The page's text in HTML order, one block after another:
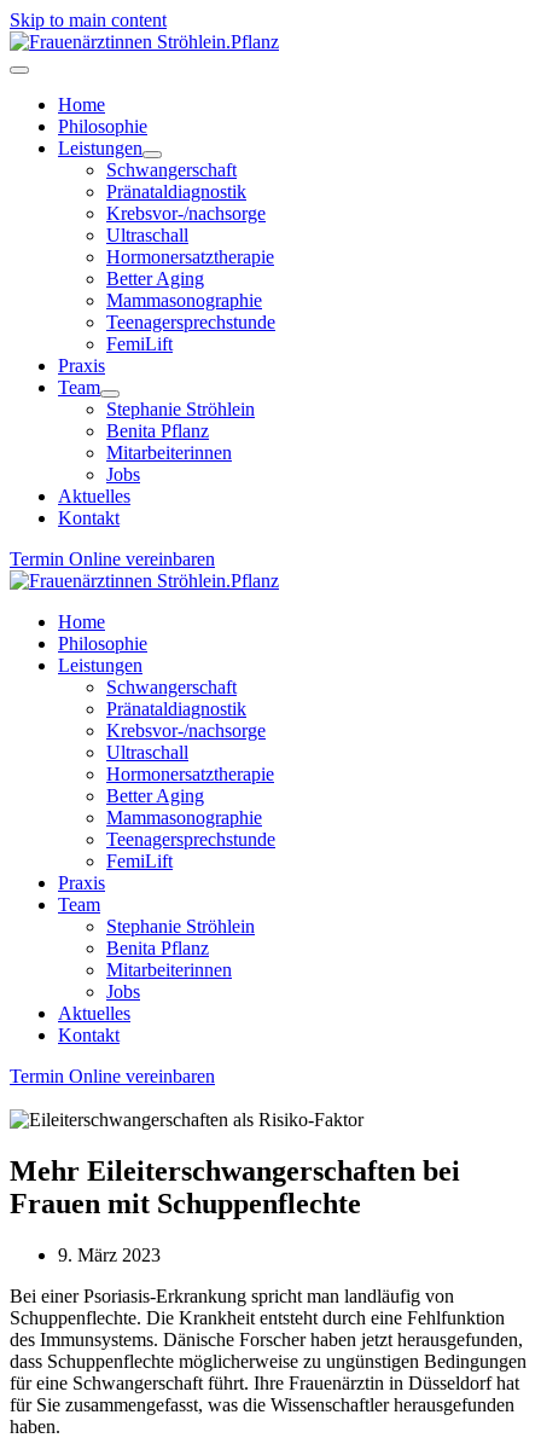
Skip to main content
Home
Philosophie
Leistungen
Schwangerschaft
Pränataldiagnostik
Krebsvor-/nachsorge
Ultraschall
Hormonersatztherapie
Better Aging
Mammasonographie
Teenagersprechstunde
FemiLift
Praxis
Team
Stephanie Ströhlein
Benita Pflanz
Mitarbeiterinnen
Jobs
Aktuelles
Kontakt
Termin Online vereinbaren
Home
Philosophie
Leistungen
Schwangerschaft
Pränataldiagnostik
Krebsvor-/nachsorge
Ultraschall
Hormonersatztherapie
Better Aging
Mammasonographie
Teenagersprechstunde
FemiLift
Praxis
Team
Stephanie Ströhlein
Benita Pflanz
Mitarbeiterinnen
Jobs
Aktuelles
Kontakt
Termin Online vereinbaren
Mehr Eileiterschwangerschaften bei
Frauen mit Schuppenflechte
9. März 2023
Bei einer Psoriasis-Erkrankung spricht man landläufig von
Schuppenflechte. Die Krankheit entsteht durch eine Fehlfunktion
des Immunsystems. Dänische Forscher haben jetzt herausgefunden,
dass Schuppenflechte möglicherweise zu ungünstigen Bedingungen
für eine Schwangerschaft führt. Ihre Frauenärztin in Düsseldorf hat
für Sie zusammengefasst, was die Wissenschaftler herausgefunden
haben.